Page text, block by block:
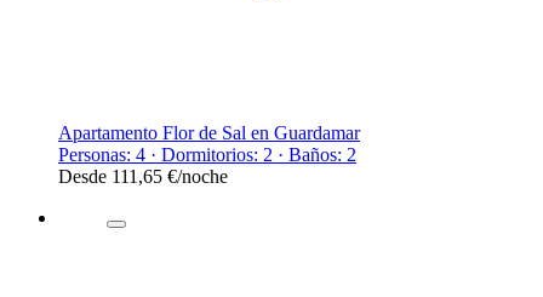
Apartamento Flor de Sal en Guardamar
Personas: 4 · Dormitorios: 2 · Baños: 2
Desde 111,65 €/noche